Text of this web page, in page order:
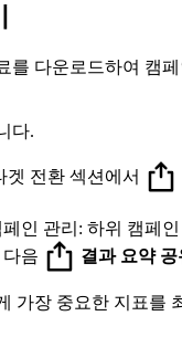
를 다운로드하여 캠
다.
겟 전환 섹션에서
인 관리: 하위 캠페
음
결과 요약 공
가장 중요한 지표를